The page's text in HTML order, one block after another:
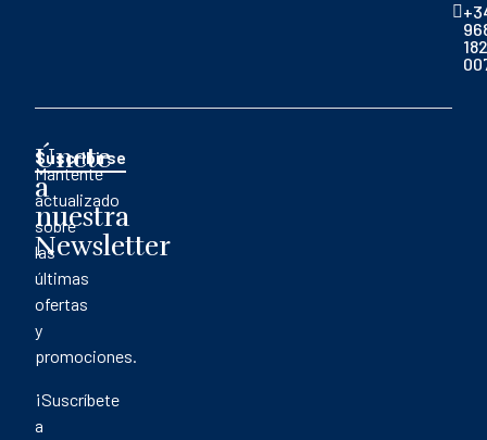
182
Únete
a
nuestra
Newsletter
Mantente
actualizado
sobre
las
últimas
ofertas
y
promociones.
¡Suscríbete
a
Suscribirse